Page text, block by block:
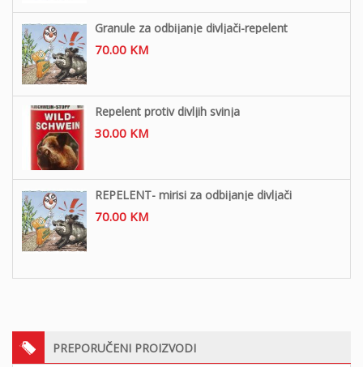
Granule za odbijanje divljači-repelent
70.00 KM
Repelent protiv divljih svinja
30.00 KM
REPELENT- mirisi za odbijanje divljači
70.00 KM
PREPORUČENI PROIZVODI